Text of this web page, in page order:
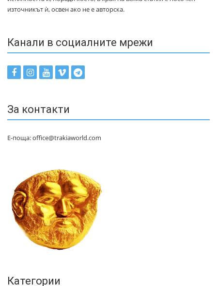
източникът ѝ, освен ако не е авторска.
Канали в социалните мрежи
За контакти
Е-поща: office@trakiaworld.com
Категории